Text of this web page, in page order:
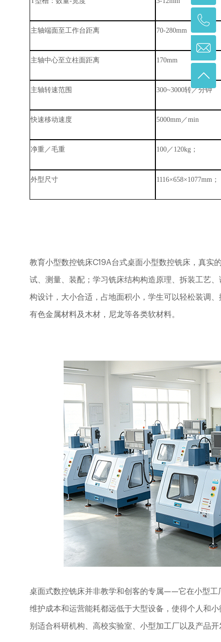
主轴端面至工作台距离 70-280mm
主轴中心至立柱面距离 170mm
主轴转速范围 300~3000转／分钟
快速移动速度 5000mm／min
净重／毛重 100／ 120kg ；
外型尺寸 1116×658×1077mm ；
教育小型数控铣床C19A台式桌面小型数控铣床，真实
试、测量、装配；学习铣床结构构造原理、拆装工艺
构设计，大小合适，占地面积小，学生可以轻松装调
有色金属材料及木材，尼龙等各类软材料。
桌面式数控铣床并非教学和创客的专属——它在小型工
维护成本和运营能耗都远低于大型设备，使得个人和
别适合科研机构、高校实验室、小型加工厂以及产品